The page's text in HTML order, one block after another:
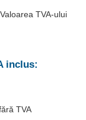
TVA-ului
inclus:
TVA